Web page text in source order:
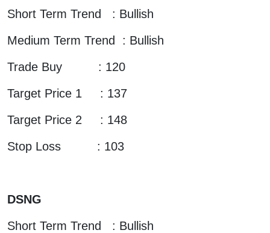
Short Term Trend : Bullish
Medium Term Trend : Bullish
Trade Buy : 120
Target Price 1 : 137
Target Price 2 : 148
Stop Loss : 103
DSNG
Short Term Trend : Bullish